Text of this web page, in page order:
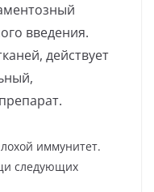
введения.
действует
иммунитет.
следующих